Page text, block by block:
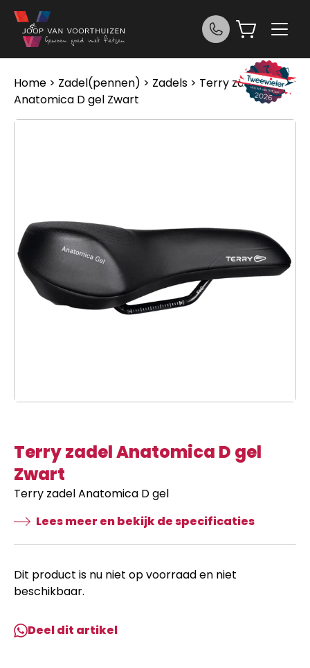
Ga naar de inhoud
Home > Zadel(pennen) > Zadels > Terry zadel
Anatomica D gel Zwart
Terry zadel Anatomica D gel
Zwart
Terry zadel Anatomica D gel
Lees meer en bekijk de specificaties
Dit product is nu niet op voorraad en niet
beschikbaar.
Deel dit artikel